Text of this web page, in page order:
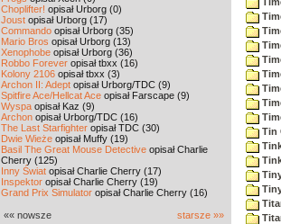
Choplifter! opisał Urborg (0)
Joust opisał Urborg (17)
Commando opisał Urborg (35)
Mario Bros opisał Urborg (13)
Xenophobe opisał Urborg (36)
Robbo Forever opisał tbxx (16)
Kolony 2106 opisał tbxx (3)
Archon II: Adept opisał Urborg/TDC (9)
Spitfire Ace/Hellcat Ace opisał Farscape (9)
Wyspa opisał Kaz (9)
Archon opisał Urborg/TDC (16)
The Last Starfighter opisał TDC (30)
Dwie Wieże opisał Muffy (19)
Basil The Great Mouse Detective opisał Charlie
Cherry (125)
Inny Świat opisał Charlie Cherry (17)
Inspektor opisał Charlie Cherry (19)
Grand Prix Simulator opisał Charlie Cherry (16)
«« nowsze starsze »»
Tin